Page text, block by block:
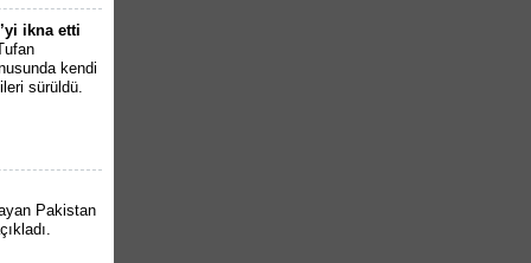
ikna etti
kendi
sürüldü.
Pakistan